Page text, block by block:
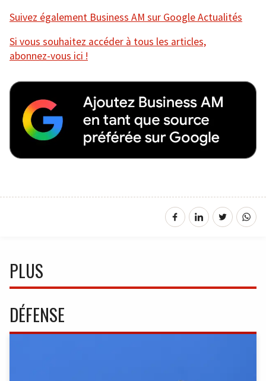
Suivez également Business AM sur Google Actualités
Si vous souhaitez accéder à tous les articles,
abonnez-vous ici !
PLUS
DÉFENSE